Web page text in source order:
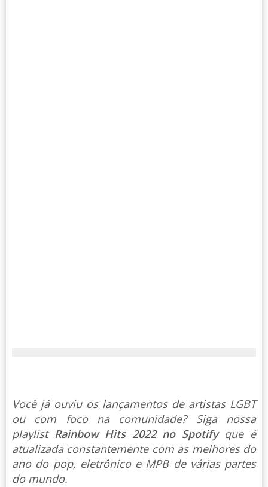
Você já ouviu os lançamentos de artistas LGBT
ou com foco na comunidade? Siga nossa
playlist Rainbow Hits 2022 no Spotify que é
atualizada constantemente com as melhores do
ano do pop, eletrônico e MPB de várias partes
do mundo.